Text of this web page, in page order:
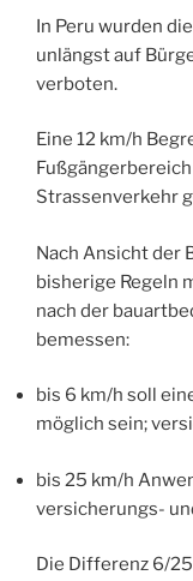
In Peru wurden
unlängst auf
verboten.
Eine 12 km/h
Strassenverkehr
Nach Ansicht der
bisherige Regeln
nach der
bemessen:
bis 6 km/h soll
möglich sein;
bis 25 km/h
versicherungs-
Die Differenz 6/